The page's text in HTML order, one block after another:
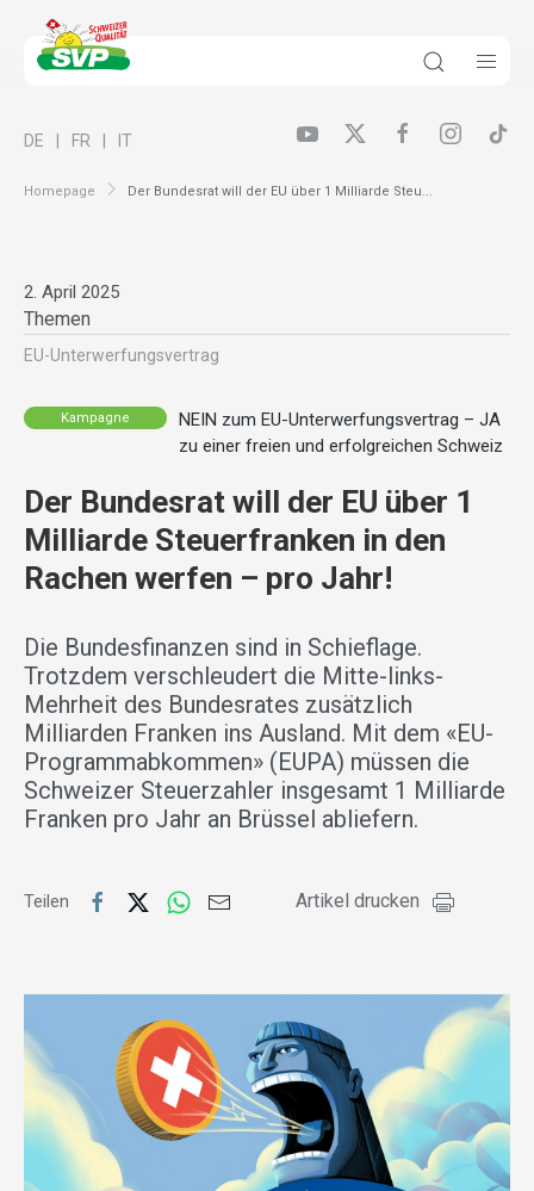
Homepage Der Bundesrat will der EU über 1 Milliarde Steu...
DE FR IT
2. April 2025
Themen
EU-Unterwerfungsvertrag
Kampagne
NEIN zum EU-Unterwerfungsvertrag – JA
zu einer freien und erfolgreichen Schweiz
Der Bundesrat will der EU über 1
Milliarde Steuerfranken in den
Rachen werfen – pro Jahr!
Die Bundesfinanzen sind in Schieflage.
Trotzdem verschleudert die Mitte-links-
Mehrheit des Bundesrates zusätzlich
Milliarden Franken ins Ausland. Mit dem «EU-
Programmabkommen» (EUPA) müssen die
Schweizer Steuerzahler insgesamt 1 Milliarde
Franken pro Jahr an Brüssel abliefern.
Teilen Artikel drucken